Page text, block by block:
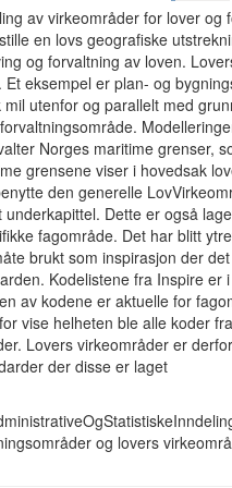
av virkeområder for lover
en lovs geografiske
og forvaltning av loven.
eksempel er plan- og
utenfor og parallelt med
Norges maritime grenser,
grensene viser i hovedsak
den generelle
Dette er også
fagområde. Det har blitt
brukt som inspirasjon der
Kodelistene fra Inspire
av kodene er aktuelle for
vise helheten ble alle koder
Lovers virkeområder er
der disse er laget
og lovers